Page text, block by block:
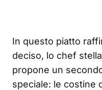
In questo piatto
deciso, lo chef
propone un
speciale: le costine